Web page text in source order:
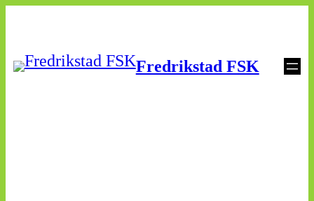
content
Fredrikstad FSK